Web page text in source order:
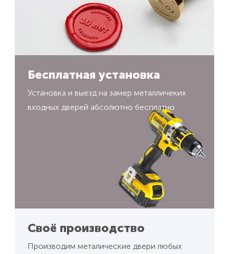
Бесплатная установка
Установка и выезд на замер металличеких
входных дверей абсолютно бесплатно
Своё производство
Производим металические двери любых